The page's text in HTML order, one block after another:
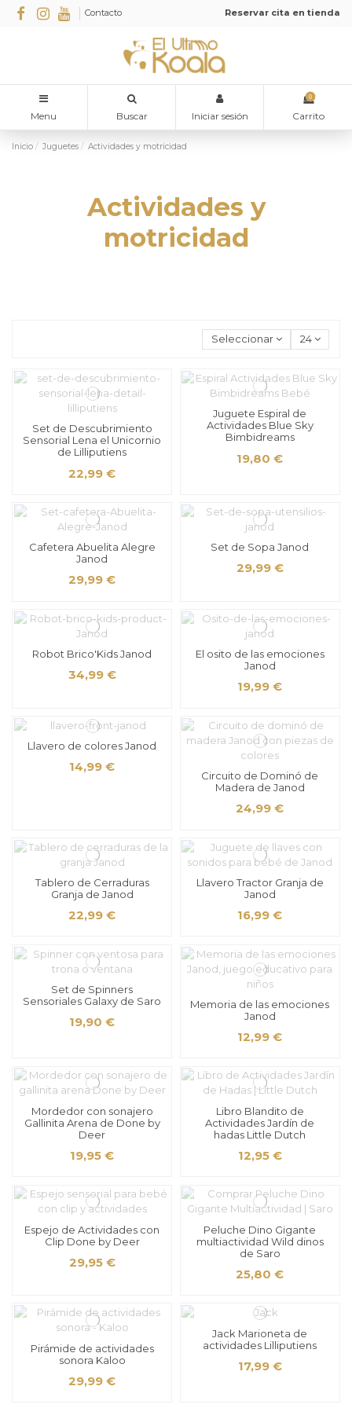
Contacto Reservar cita en tienda
Menu Buscar Iniciar sesión
0
Carrito
Inicio Juguetes Actividades y motricidad
Actividades y
motricidad
Seleccionar 24
Set de Descubrimiento
Sensorial Lena el Unicornio
de Lilliputiens
22,99 €
Juguete Espiral de
Actividades Blue Sky
Bimbidreams
19,80 €
Cafetera Abuelita Alegre
Janod
29,99 €
Set de Sopa Janod
29,99 €
Robot Brico'Kids Janod
34,99 €
El osito de las emociones
Janod
19,99 €
Llavero de colores Janod
14,99 €
Circuito de Dominó de
Madera de Janod
24,99 €
Tablero de Cerraduras
Granja de Janod
22,99 €
Llavero Tractor Granja de
Janod
16,99 €
Set de Spinners
Sensoriales Galaxy de Saro
19,90 €
Memoria de las emociones
Janod
12,99 €
Mordedor con sonajero
Gallinita Arena de Done by
Deer
19,95 €
Libro Blandito de
Actividades Jardín de
hadas Little Dutch
12,95 €
Espejo de Actividades con
Clip Done by Deer
29,95 €
Peluche Dino Gigante
multiactividad Wild dinos
de Saro
25,80 €
Pirámide de actividades
sonora Kaloo
29,99 €
Jack Marioneta de
actividades Lilliputiens
17,99 €